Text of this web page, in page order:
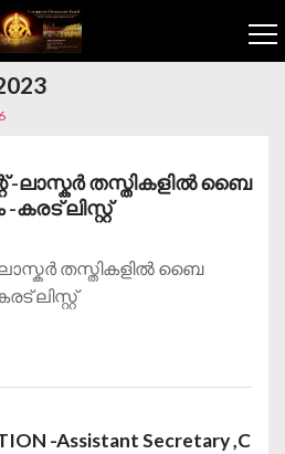
ലാസ്കർ തസ്തികളിൽ ബൈ
ലിസ്റ്റ്
തസ്തികളിൽ ബൈ
ലിസ്റ്റ്
-Assistant Secretary ,C